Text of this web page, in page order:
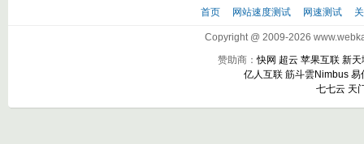
首页 网站速度测试 网速测试
Copyright @ 2009-2026
赞助商：快网 超云 苹果互联 新天
亿人互联 筋斗雲Nimbus 易
七七云 天